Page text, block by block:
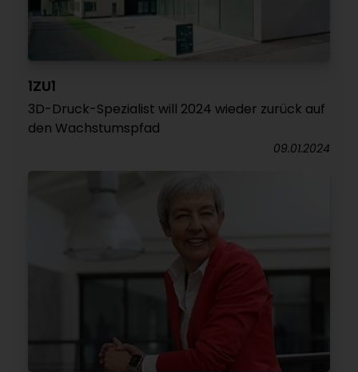
1ZU1
3D-Druck-Spezialist will 2024 wieder zurück auf
den Wachstumspfad
09.01.2024